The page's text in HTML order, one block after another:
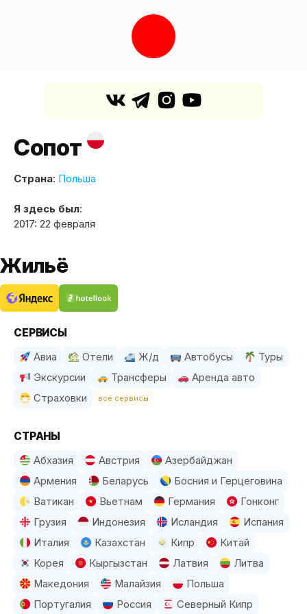
Сопот
Страна: Польша
Я здесь был:
2017: 22 февраля
Жильё
СЕРВИСЫ
Авиа Отели Ж/д Автобусы
Туры
Экскурсии
Трансферы
Аренда авто
Страховки
все сервисы
СТРАНЫ
Абхазия Австрия
Азербайджан
Армения
Беларусь
Босния и Герцеговина
Ватикан
Вьетнам Германия
Гонконг
Грузия
Индонезия Исландия
Испания
Италия
Казахстан Кипр
Китай
Корея
Кыргызстан Латвия
Литва
Македония
Малайзия
Польша
Португалия
Россия Северный Кипр